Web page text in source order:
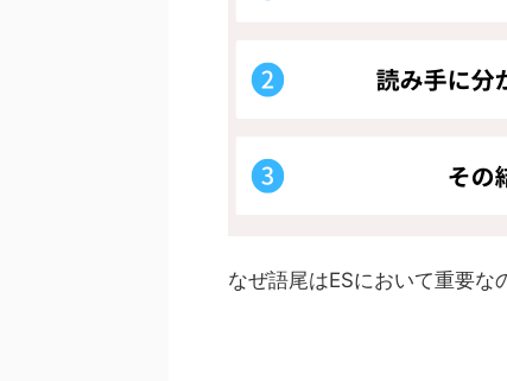
なぜ語尾はESにおいて重要な